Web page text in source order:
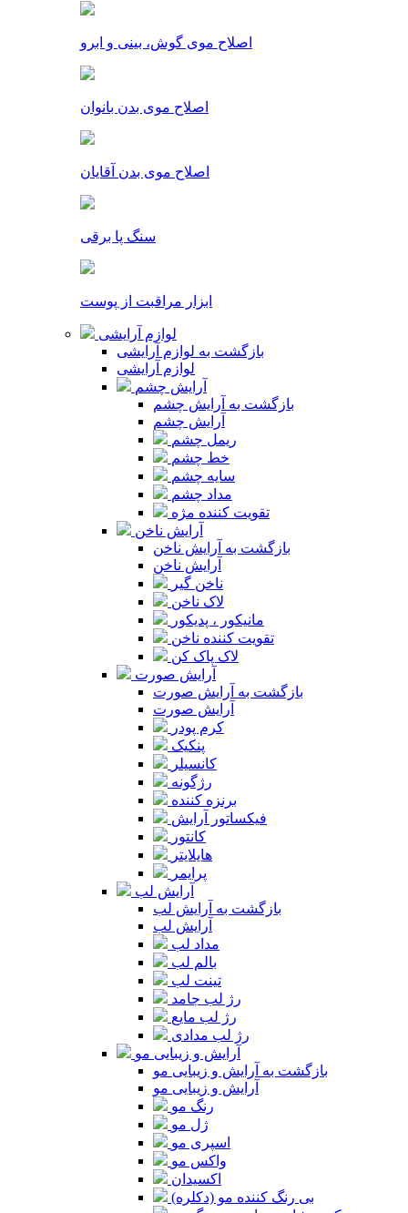
اصلاح موی گوش، بینی و ابرو
اصلاح موی بدن بانوان
اصلاح موی بدن آقایان
سنگ پا برقی
ابزار مراقبت از پوست
لوازم آرایشی
بازگشت به لوازم آرایشی
لوازم آرایشی
آرایش چشم
بازگشت به آرایش چشم
آرایش چشم
ریمل چشم
خط چشم
سایه چشم
مداد چشم
تقویت کننده مژه
آرایش ناخن
بازگشت به آرایش ناخن
آرایش ناخن
ناخن گیر
لاک ناخن
مانیکور ، پدیکور
تقویت کننده ناخن
لاک پاک کن
آرایش صورت
بازگشت به آرایش صورت
آرایش صورت
کرم پودر
پنکیک
کانسیلر
رژگونه
برنزه کننده
فیکساتور آرایش
کانتور
هایلایتر
پرایمر
آرایش لب
بازگشت به آرایش لب
آرایش لب
مداد لب
بالم لب
تینت لب
رژ لب جامد
رژ لب مایع
رژ لب مدادی
آرایش و زیبایی مو
بازگشت به آرایش و زیبایی مو
آرایش و زیبایی مو
رنگ مو
ژل مو
اسپری مو
واکس مو
اکسیدان
بی رنگ کننده مو (دکلره)